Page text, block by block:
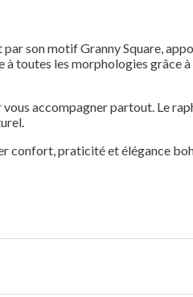
son motif Granny Square,
à toutes les morphologies grâce
vous accompagner partout. Le
confort, praticité et élégance